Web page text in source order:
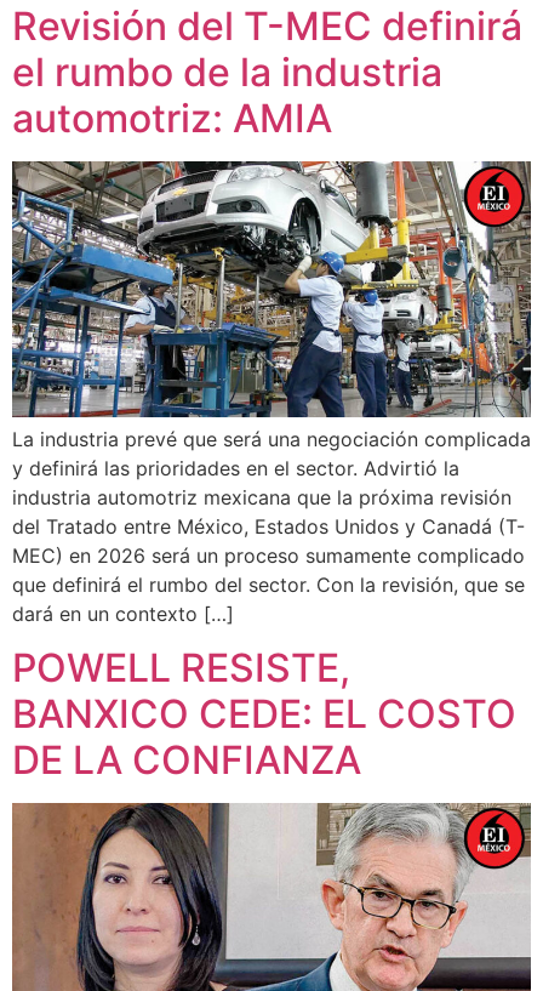
Revisión del T-MEC definirá
el rumbo de la industria
automotriz: AMIA
La industria prevé que será una negociación complicada
y definirá las prioridades en el sector. Advirtió la
industria automotriz mexicana que la próxima revisión
del Tratado entre México, Estados Unidos y Canadá (T-
MEC) en 2026 será un proceso sumamente complicado
que definirá el rumbo del sector. Con la revisión, que se
dará en un contexto […]
POWELL RESISTE,
BANXICO CEDE: EL COSTO
DE LA CONFIANZA